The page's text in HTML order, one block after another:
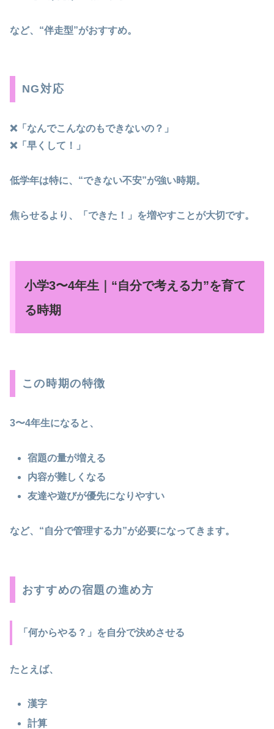
など、“伴走型”がおすすめ。
NG対応
❌「なんでこんなのもできないの？」
❌「早くして！」
低学年は特に、“できない不安”が強い時期。
焦らせるより、「できた！」を増やすことが大切です。
小学3〜4年生｜“自分で考える力”を育て
る時期
この時期の特徴
3〜4年生になると、
宿題の量が増える
内容が難しくなる
友達や遊びが優先になりやすい
など、“自分で管理する力”が必要になってきます。
おすすめの宿題の進め方
「何からやる？」を自分で決めさせる
たとえば、
漢字
計算